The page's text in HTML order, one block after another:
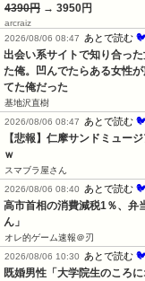
4390円 → 3950円
arcraiz
2026/08/06 08:47
あとで読む
出会い系サイトで知り合っ
た俺。凹んでたらある女性
てた俺だった
基地沢直樹
2026/08/06 08:47
あとで読む
【悲報】仁摩サンドミュー
ｗ
スマブラ屋さん
2026/08/06 08:40
あとで読む
高市首相の消費減税1％、弁
ん」
オレ的ゲーム速報＠刃
2026/08/06 10:30
あとで読む
既婚男性「大学院生のころ